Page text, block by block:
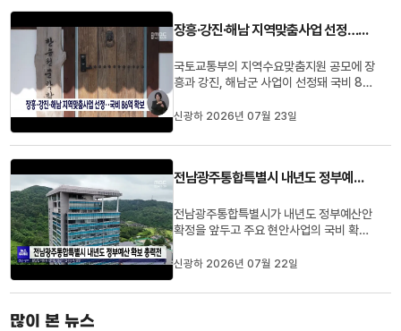
다음 달이면 1차 선정 마을에...
장흥·강진·해남 지역맞춤사업 선정…국비 86억 확보
국토교통부의 지역수요맞춤지원 공모에 장
흥과 강진, 해남군 사업이 선정돼 국비 86
조성, 강진은 공영주차타워 건립, 해남은
마트 재활거점 조성 사업을 추진합니다.이
확충을 위한 사업으로, 전...
신광하 2026년 07월 23일
전남광주통합특별시 내년도 정부예산 확보 총력전
전남광주통합특별시가 내년도 정부예산안
확정을 앞두고 주요 현안사업의 국비 확보
예산처를 찾아 영암~광주 고속도로 건설과
기반시설 구축 등 지역 핵심 사업의 필요성
신광하 2026년 07월 22일
많이 본 뉴스